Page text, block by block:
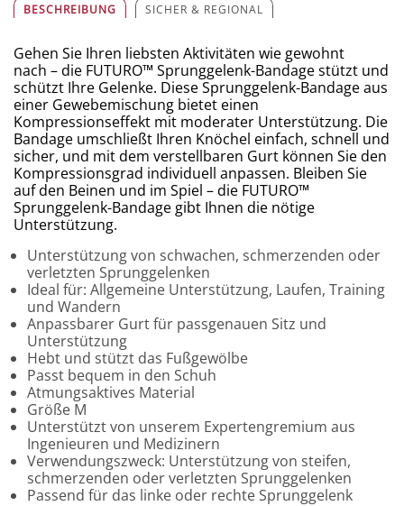
BESCHREIBUNG SICHER & REGIONAL
Gehen Sie Ihren liebsten Aktivitäten wie gewohnt
nach – die FUTURO™ Sprunggelenk-Bandage stützt und
schützt Ihre Gelenke. Diese Sprunggelenk-Bandage aus
einer Gewebemischung bietet einen
Kompressionseffekt mit moderater Unterstützung. Die
Bandage umschließt Ihren Knöchel einfach, schnell und
sicher, und mit dem verstellbaren Gurt können Sie den
Kompressionsgrad individuell anpassen. Bleiben Sie
auf den Beinen und im Spiel – die FUTURO™
Sprunggelenk-Bandage gibt Ihnen die nötige
Unterstützung.
Unterstützung von schwachen, schmerzenden oder
verletzten Sprunggelenken
Ideal für: Allgemeine Unterstützung, Laufen, Training
und Wandern
Anpassbarer Gurt für passgenauen Sitz und
Unterstützung
Hebt und stützt das Fußgewölbe
Passt bequem in den Schuh
Atmungsaktives Material
Größe M
Unterstützt von unserem Expertengremium aus
Ingenieuren und Medizinern
Verwendungszweck: Unterstützung von steifen,
schmerzenden oder verletzten Sprunggelenken
Passend für das linke oder rechte Sprunggelenk